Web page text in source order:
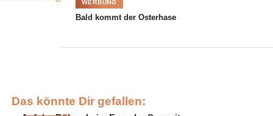
WERBUNG
Bald kommt der Osterhase
Das könnte Dir gefallen: